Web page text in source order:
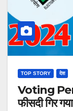
TOP STORY देश
Voting
फीसदी गिर